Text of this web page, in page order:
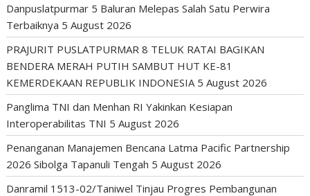
Danpuslatpurmar 5 Baluran Melepas Salah Satu Perwira
Terbaiknya 5 August 2026
PRAJURIT PUSLATPURMAR 8 TELUK RATAI BAGIKAN
BENDERA MERAH PUTIH SAMBUT HUT KE-81
KEMERDEKAAN REPUBLIK INDONESIA 5 August 2026
Panglima TNI dan Menhan RI Yakinkan Kesiapan
Interoperabilitas TNI 5 August 2026
Penanganan Manajemen Bencana Latma Pacific Partnership
2026 Sibolga Tapanuli Tengah 5 August 2026
Danramil 1513-02/Taniwel Tinjau Progres Pembangunan